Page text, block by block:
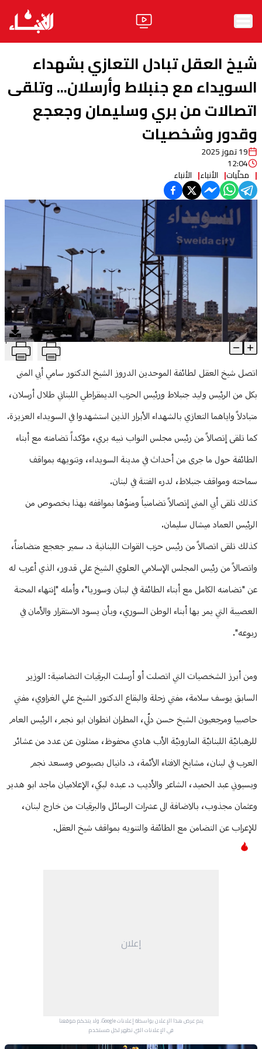
الأخبار
ثقافة ومجتمع
آراء
فيديو
مواقف
وليد جنبلاطالحزب
ابحث
شيخ العقل تبادل التعازي بشهداء
السويداء مع جنبلاط وأرسلان... وتلقى
اتصالات من بري وسليمان وجعجع
وقدور وشخصيات
19 تموز 2025
12:04
محلّيات الأنباء الأنباء
شيخ العقل تبادل التعازي بشهداء السويداء مع جنبلاط T
Article Content
اتصل شيخ العقل لطائفة الموحدين الدروز الشيخ الدكتور سامي أبي المنى
بكل من الرئيس وليد جنبلاط ورئيس الحزب الديمقراطي اللبناني طلال أرسلان،
متبادلاً واياهما التعازي بالشهداء الأبرار الذين استشهدوا في السويداء العزيزة.
كما تلقى إتصالاً من رئيس مجلس النواب نبيه بري، مؤكداً تضامنه مع أبناء
الطائفة حول ما جرى من أحداث في مدينة السويداء، وتنويهه بمواقف
سماحته ومواقف جنبلاط، لدرء الفتنة في لبنان.
كذلك تلقى أبي المنى إتصالاً تضامنياً ومنوّها بمواقفه بهذا بخصوص من
الرئيس العماد ميشال سليمان.
كذلك تلقى اتصالاً من رئيس حزب القوات اللبنانية د. سمير جعجع متضامناً،
واتصالاً من رئيس المجلس الإسلامي العلوي الشيخ علي قدور، الذي أعرب له
عن "تضامنه الكامل مع أبناء الطائفة في لبنان وسوريا"، وأمله "إنتهاء المحنة
العصيبة التي يمر بها أبناء الوطن السوري، وبأن يسود الاستقرار والأمان في
ربوعه".
ومن أبرز الشخصيات التي اتصلت أو أرسلت البرقيات التضامنية: الوزير
السابق يوسف سلامة، مفتي زحلة والبقاع الدكتور الشيخ علي الغزاوي، مفتي
حاصبيا ومرجعيون الشيخ حسن دلّي، المطران انطوان ابو نجم، الرئيس العام
للرهبانيّة اللبنانيّة المارونيّة الأب هادي محفوظ، ممثلون عن عدد من عشائر
العرب في لبنان، مشايخ الافتاء الأئمة، د. دانيال بصبوص ومسعد نجم
وبسيوني عبد الحميد، الشاعر والأديب د. عبده لبكي، الإعلاميان ماجد ابو هدير
وعثمان مجذوب، بالاضافة الى عشرات الرسائل والبرقيات من خارج لبنان،
للإعراب عن التضامن مع الطائفة والتنويه بمواقف شيخ العقل.
إعلان
يتم عرض هذا الإعلان بواسطة إعلانات Google، ولا يتحكم موقعنا
في الإعلانات التي تظهر لكل مستخدم.